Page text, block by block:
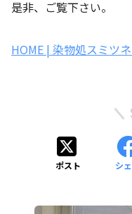
是非、ご覧下さい。
HOME | 染物処スミツ
ポスト シ